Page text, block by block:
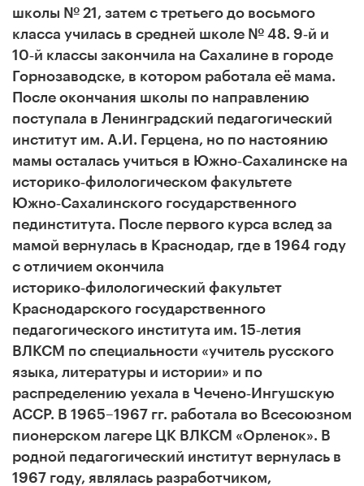
школы № 21, затем с третьего до восьмого
класса училась в средней школе № 48. 9‑й и
10‑й классы закончила на Сахалине в городе
Горнозаводске, в котором работала её мама.
После окончания школы по направлению
поступала в Ленинградский педагогический
институт им. А.И. Герцена, но по настоянию
мамы осталась учиться в Южно‑Сахалинске на
историко‑филологическом факультете
Южно‑Сахалинского государственного
пединститута. После первого курса вслед за
мамой вернулась в Краснодар, где в 1964 году
с отличием окончила
историко‑филологический факультет
Краснодарского государственного
педагогического института им. 15‑летия
ВЛКСМ по специальности «учитель русского
языка, литературы и истории» и по
распределению уехала в Чечено‑Ингушскую
АССР. В 1965–1967 гг. работала во Всесоюзном
пионерском лагере ЦК ВЛКСМ «Орленок». В
родной педагогический институт вернулась в
1967 году, являлась разработчиком,